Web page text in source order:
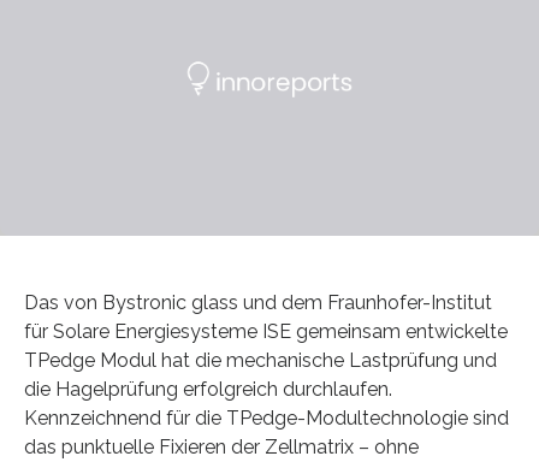
Das von Bystronic glass und dem Fraunhofer-Institut
für Solare Energiesysteme ISE gemeinsam entwickelte
TPedge Modul hat die mechanische Lastprüfung und
die Hagelprüfung erfolgreich durchlaufen.
Kennzeichnend für die TPedge-Modultechnologie sind
das punktuelle Fixieren der Zellmatrix – ohne